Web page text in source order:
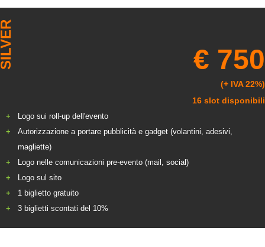
€ 750
(+ IVA 22%)
16 slot disponibili
Logo sui roll-up dell'evento
Autorizzazione a portare pubblicità e gadget (volantini, adesivi,
magliette)
Logo nelle comunicazioni pre-evento (mail, social)
Logo sul sito
1 biglietto gratuito
3 biglietti scontati del 10%